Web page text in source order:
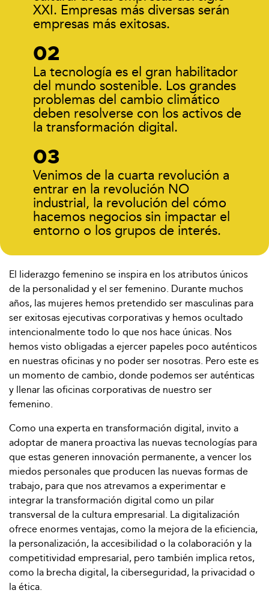
XXI. Empresas más diversas serán
empresas más exitosas.
La tecnología es el gran habilitador
del mundo sostenible. Los grandes
problemas del cambio climático
deben resolverse con los activos de
la transformación digital.
Venimos de la cuarta revolución a
entrar en la revolución NO
industrial, la revolución del cómo
hacemos negocios sin impactar el
entorno o los grupos de interés.
El liderazgo femenino se inspira en los atributos únicos
de la personalidad y el ser femenino. Durante muchos
años, las mujeres hemos pretendido ser masculinas para
ser exitosas ejecutivas corporativas y hemos ocultado
intencionalmente todo lo que nos hace únicas. Nos
hemos visto obligadas a ejercer papeles poco auténticos
en nuestras oficinas y no poder ser nosotras. Pero este es
un momento de cambio, donde podemos ser auténticas
y llenar las oficinas corporativas de nuestro ser
femenino.
Como una experta en transformación digital, invito a
adoptar de manera proactiva las nuevas tecnologías para
que estas generen innovación permanente, a vencer los
miedos personales que producen las nuevas formas de
trabajo, para que nos atrevamos a experimentar e
integrar la transformación digital como un pilar
transversal de la cultura empresarial. La digitalización
ofrece enormes ventajas, como la mejora de la eficiencia,
la personalización, la accesibilidad o la colaboración y la
competitividad empresarial, pero también implica retos,
como la brecha digital, la ciberseguridad, la privacidad o
la ética.